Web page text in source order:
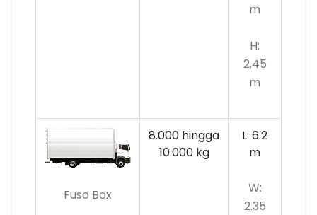
m
H:
2.45
m
Fuso Box
8.000 hingga
10.000 kg
L: 6.2
m
W:
2.35